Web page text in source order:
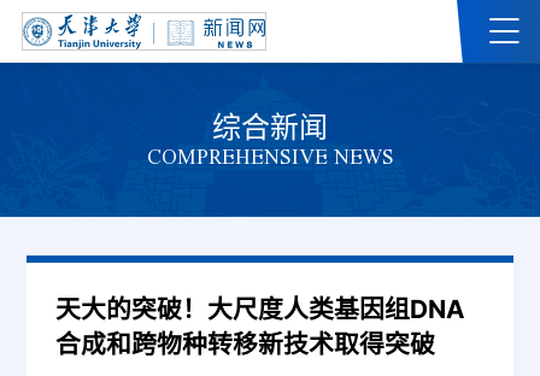
综合新闻
COMPREHENSIVE NEWS
天大的突破！大尺度人类基因组DNA
合成和跨物种转移新技术取得突破